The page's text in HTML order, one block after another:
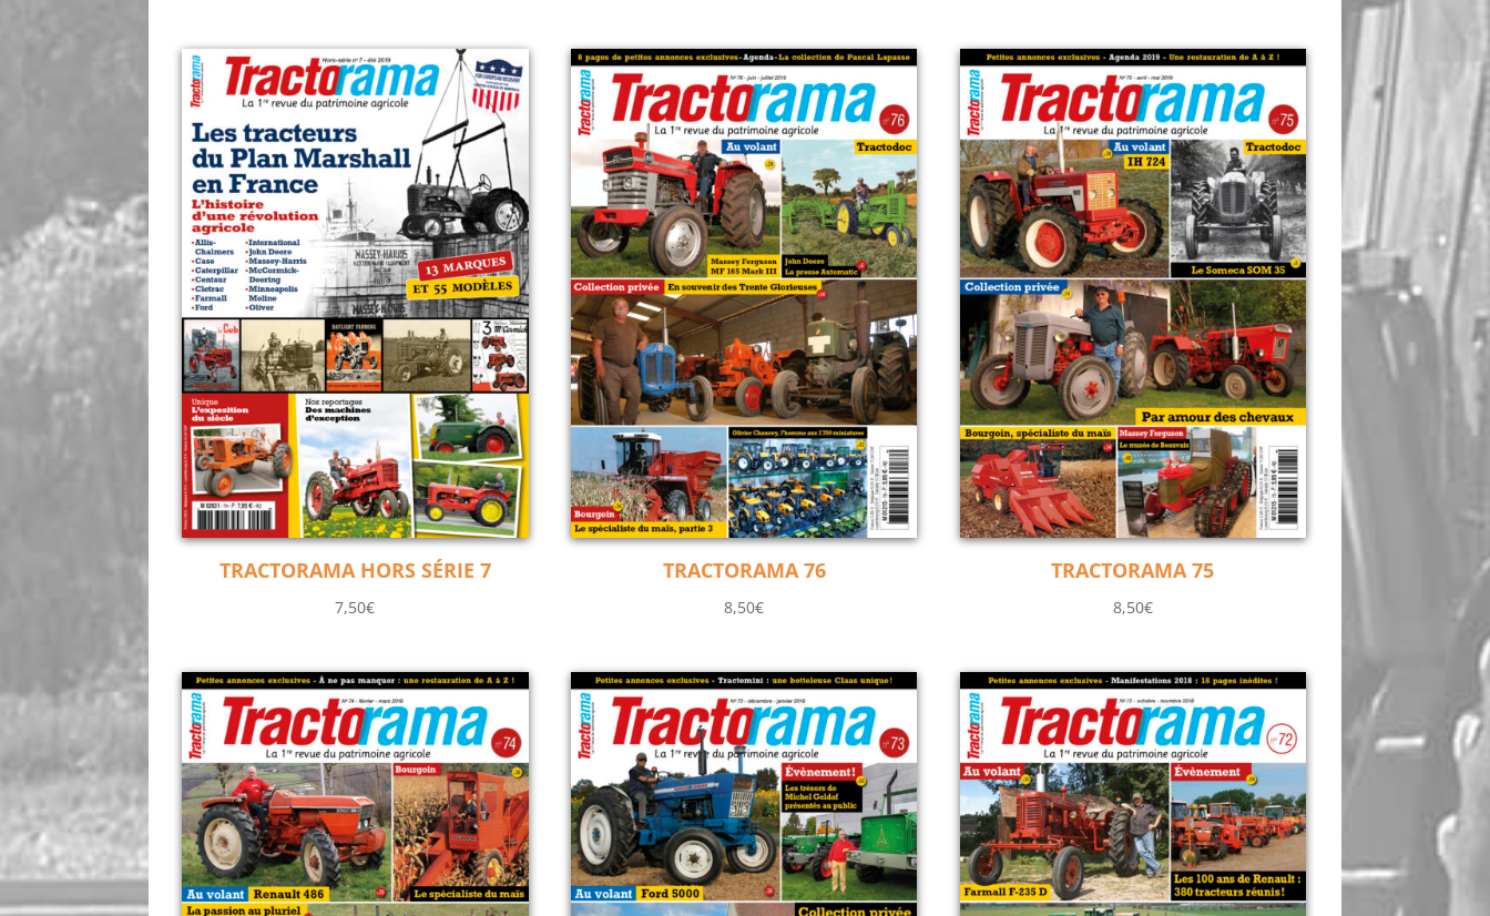
TRACTORAMA HORS SÉRIE 7
7,50€
TRACTORAMA 76
8,50€
TRACTORAMA 75
8,50€